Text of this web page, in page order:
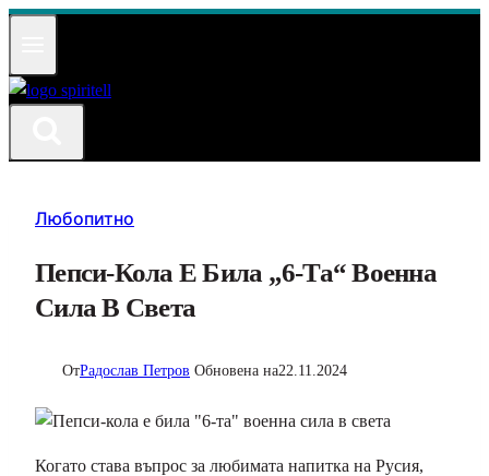
Към
Любопитно
Пепси-Кола Е Била „6-Та“ Военна
Сила В Света
ОтРадослав Петров Обновена на22.11.2024
Когато става въпрос за любимата напитка на Русия,